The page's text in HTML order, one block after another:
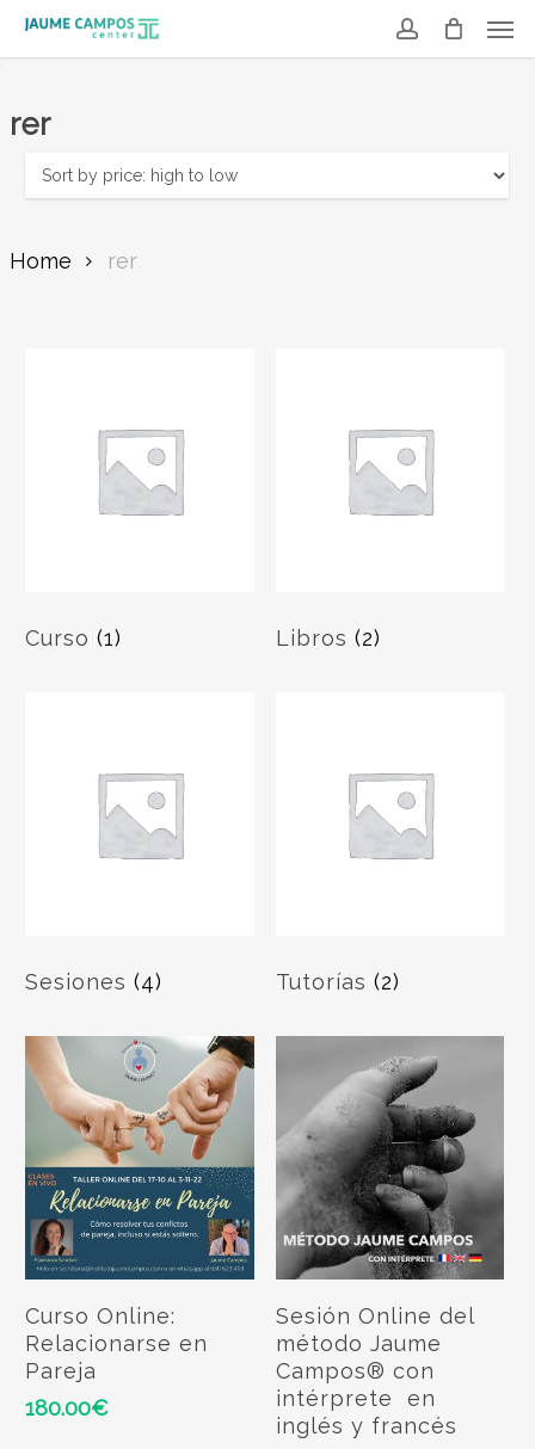
Skip
to
content
account
rer
Home rer
Curso(1) Libros (2)
Sesiones(4) Tutorías (2)
Add To Cart
Curso Online:
Relacionarse en
Pareja
180.00€
Add To Cart
Sesión Online del
método Jaume
Campos® con
intérprete en
inglés y francés